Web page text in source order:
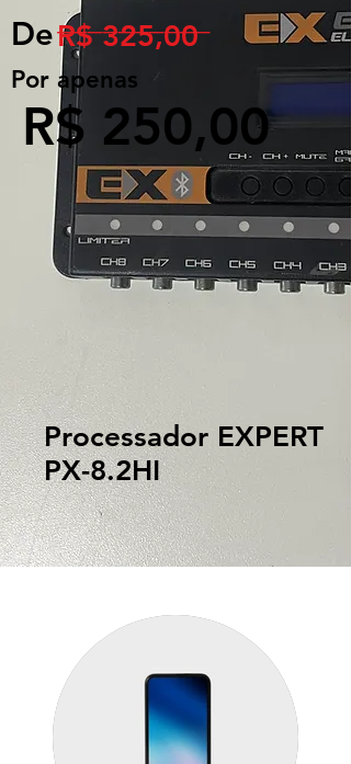
Compre por categoria
Computadores
DeR$ 325,00
__________
Por apenas
R$ 250,00
Processador EXPERT
PX-8.2HI